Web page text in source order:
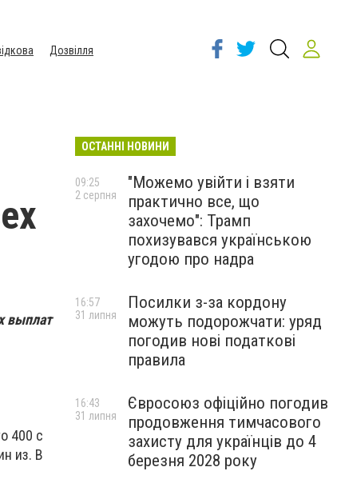
Дозвілля
выплат
400 с
из. В
ОСТАННІ НОВИНИ
"Можемо увійти і взяти
практично все, що
захочемо": Трамп
похизувався українською
угодою про надра
09:25
2 серпня
Посилки з-за кордону
можуть подорожчати: уряд
погодив нові податкові
правила
16:57
31 липня
Євросоюз офіційно погодив
продовження тимчасового
захисту для українців до 4
березня 2028 року
16:43
31 липня